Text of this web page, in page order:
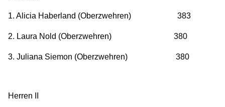
1. Alicia Haberland (Oberzwehren) 383
2. Laura Nold (Oberzwehren) 380
3. Juliana Siemon (Oberzwehren) 380
Herren II